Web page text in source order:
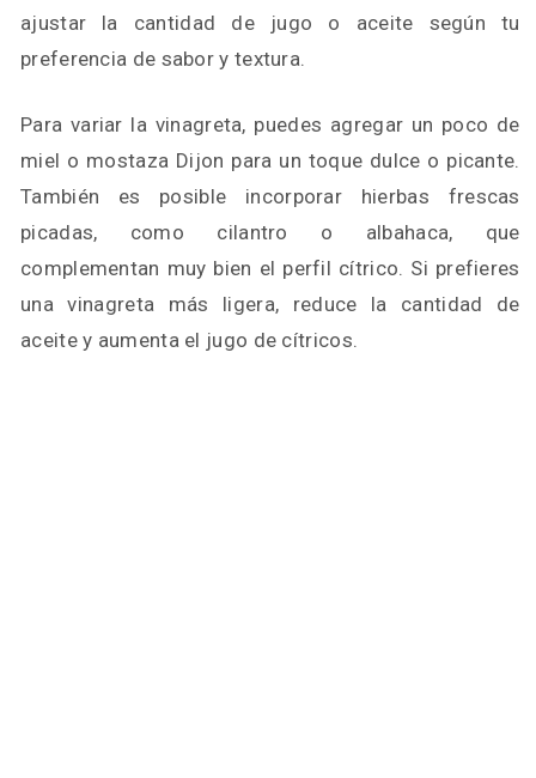
ajustar la cantidad de jugo o aceite según tu
preferencia de sabor y textura.
Para variar la vinagreta, puedes agregar un poco de
miel o mostaza Dijon para un toque dulce o picante.
También es posible incorporar hierbas frescas
picadas, como cilantro o albahaca, que
complementan muy bien el perfil cítrico. Si prefieres
una vinagreta más ligera, reduce la cantidad de
aceite y aumenta el jugo de cítricos.